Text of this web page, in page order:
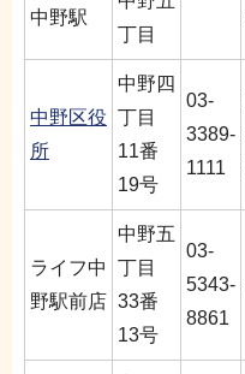
中野駅
丁目
中野区役
所
中野四
丁目
11番
19号
03-
3389-
1111
ライフ中
野駅前店
中野五
丁目
33番
13号
03-
5343-
8861